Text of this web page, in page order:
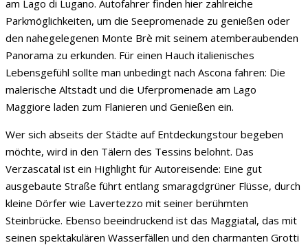
am Lago di Lugano. Autofahrer finden hier zahlreiche
Parkmöglichkeiten, um die Seepromenade zu genießen oder
den nahegelegenen Monte Brè mit seinem atemberaubenden
Panorama zu erkunden. Für einen Hauch italienisches
Lebensgefühl sollte man unbedingt nach Ascona fahren: Die
malerische Altstadt und die Uferpromenade am Lago
Maggiore laden zum Flanieren und Genießen ein.
Wer sich abseits der Städte auf Entdeckungstour begeben
möchte, wird in den Tälern des Tessins belohnt. Das
Verzascatal ist ein Highlight für Autoreisende: Eine gut
ausgebaute Straße führt entlang smaragdgrüner Flüsse, durch
kleine Dörfer wie Lavertezzo mit seiner berühmten
Steinbrücke. Ebenso beeindruckend ist das Maggiatal, das mit
seinen spektakulären Wasserfällen und den charmanten Grotti